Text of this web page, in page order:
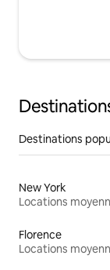
Destinations
New York
Florence